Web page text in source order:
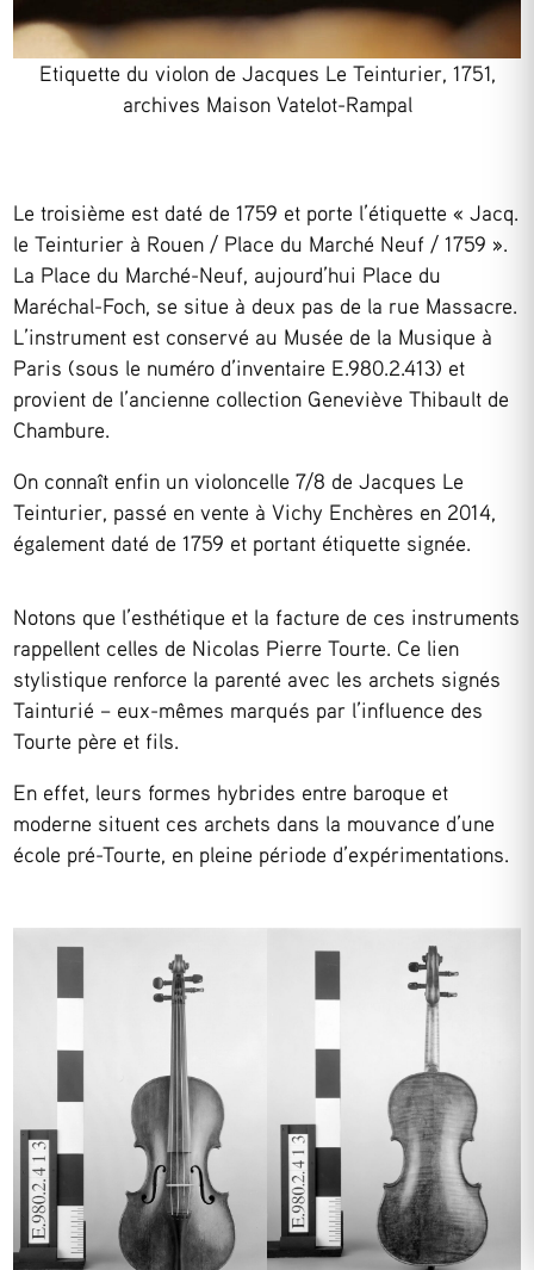
Etiquette du violon de Jacques Le Teinturier, 1751,
archives Maison Vatelot-Rampal
Le troisième est daté de 1759 et porte l’étiquette « Jacq.
le Teinturier à Rouen / Place du Marché Neuf / 1759 ».
La Place du Marché-Neuf, aujourd’hui Place du
Maréchal-Foch, se situe à deux pas de la rue Massacre.
L’instrument est conservé au Musée de la Musique à
Paris (sous le numéro d’inventaire E.980.2.413) et
provient de l’ancienne collection Geneviève Thibault de
Chambure.
On connaît enfin un violoncelle 7/8 de Jacques Le
Teinturier, passé en vente à Vichy Enchères en 2014,
également daté de 1759 et portant étiquette signée.
Notons que l’esthétique et la facture de ces instruments
rappellent celles de Nicolas Pierre Tourte. Ce lien
stylistique renforce la parenté avec les archets signés
Tainturié – eux-mêmes marqués par l’influence des
Tourte père et fils.
En effet, leurs formes hybrides entre baroque et
moderne situent ces archets dans la mouvance d’une
école pré-Tourte, en pleine période d’expérimentations.